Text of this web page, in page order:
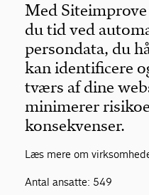
Med
du tid ved
persondata, du
kan identificere
tværs af dine
minimerer
konsekvenser.
Læs mere om
Antal ansatte: 549